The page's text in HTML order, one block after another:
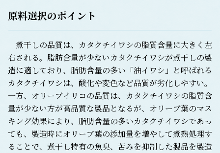
原料選択のポイント
煮干しの品質は、カタクチイワシの脂質含量に大きく左
右される。脂肪含量が少ないカタクチイワシが煮干しの製
造に適しており、脂肪含量の多い「油イワシ」と呼ばれる
カタクチイワシは、酸化や変色など品質が劣化しやすい。
一方、オリーブイリコの品質は、カタクチイワシの脂質含
量が少ない方が高品質な製品となるが、オリーブ葉のマス
キング効果により、脂肪含量の多いカタクチイワシであっ
ても、製造時にオリーブ葉の添加量を増やして煮熟処理す
ることで、煮干し特有の魚臭、苦みを抑制した製品を製造